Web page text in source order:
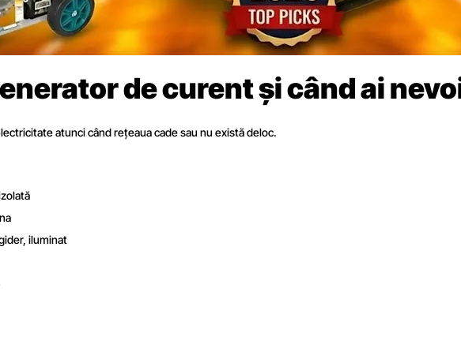
de curent și când ai
atunci când rețeaua cade sau nu există deloc.
iluminat